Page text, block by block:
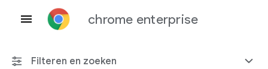
chrome enterprise
Filteren en zoeken